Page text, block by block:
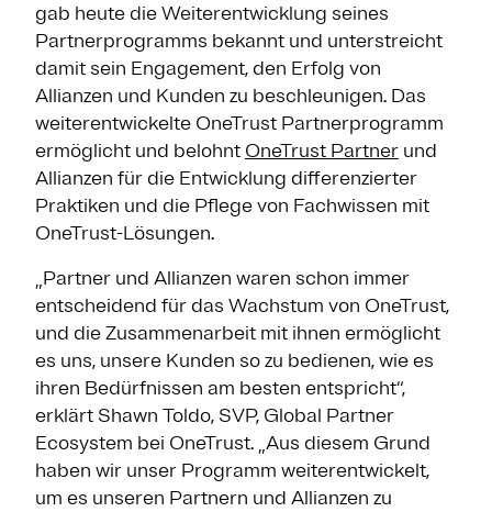
gab heute die Weiterentwicklung seines
Partnerprogramms bekannt und unterstreicht
damit sein Engagement, den Erfolg von
Allianzen und Kunden zu beschleunigen. Das
weiterentwickelte OneTrust Partnerprogramm
ermöglicht und belohnt OneTrust Partner und
Allianzen für die Entwicklung differenzierter
Praktiken und die Pflege von Fachwissen mit
OneTrust-Lösungen.
„Partner und Allianzen waren schon immer
entscheidend für das Wachstum von OneTrust,
und die Zusammenarbeit mit ihnen ermöglicht
es uns, unsere Kunden so zu bedienen, wie es
ihren Bedürfnissen am besten entspricht“,
erklärt Shawn Toldo, SVP, Global Partner
Ecosystem bei OneTrust. „Aus diesem Grund
haben wir unser Programm weiterentwickelt,
um es unseren Partnern und Allianzen zu